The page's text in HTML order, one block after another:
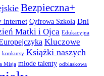
Bezpieczna+
internet Cyfrowa Szkoła Dni
Matki i Ojca Edukacyjna
Kluczowe
konkursy Książki naszych
Misja młode talenty odblaskowa